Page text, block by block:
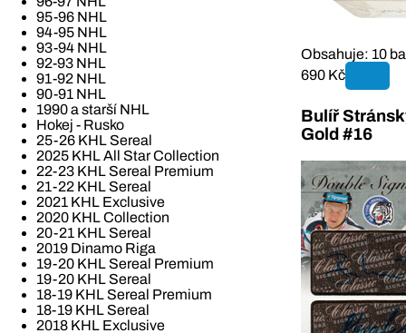
95-96 NHL
94-95 NHL
93-94 NHL
92-93 NHL
91-92 NHL
90-91 NHL
1990 a starší NHL
Hokej - Rusko
25-26 KHL Sereal
2025 KHL All Star Collection
22-23 KHL Sereal Premium
21-22 KHL Sereal
2021 KHL Exclusive
2020 KHL Collection
20-21 KHL Sereal
2019 Dinamo Riga
19-20 KHL Sereal Premium
19-20 KHL Sereal
18-19 KHL Sereal Premium
18-19 KHL Sereal
2018 KHL Exclusive
Obsahuje: 10
690 Kč
Bulíř
Gold #16